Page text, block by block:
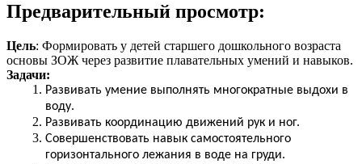
Предварительный просмотр:
Цель: Формировать у детей старшего дошкольного возраста
основы ЗОЖ через развитие плавательных умений и навыков.
Задачи:
Развивать умение выполнять многократные выдохи в
воду.
Развивать координацию движений рук и ног.
Совершенствовать навык самостоятельного
горизонтального лежания в воде на груди.